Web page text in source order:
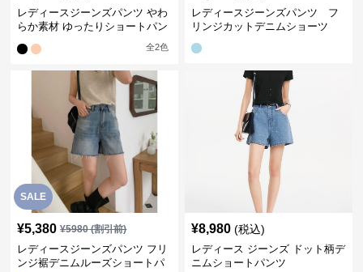
レディースジーンズパンツ やわ
らか素材 ゆったりショートパン
全2色
レディースジーンズパンツ フ
リンジカットデニムショーツ
SALE
¥5,380 ¥5980(割引前)
レディースジーンズパンツ フリ
ンジ裾デニムルーズショートパ
¥8,980 (税込)
レディース ジーンズ ドット柄デ
ニムショートパンツ